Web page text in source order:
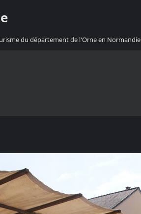
du département de l'Orne en Normandie